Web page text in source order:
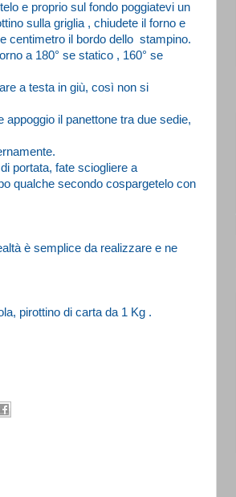
e proprio sul fondo poggiatevi un
sulla griglia , chiudete il forno e
centimetro il bordo dello stampino.
a 180° se statico , 160° se
a testa in giù, così non si
il panettone tra due sedie,
portata, fate sciogliere a
qualche secondo cospargetelo con
è semplice da realizzare e ne
pirottino di carta da 1 Kg .